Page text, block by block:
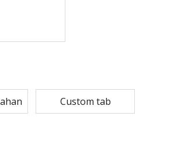
Custom tab